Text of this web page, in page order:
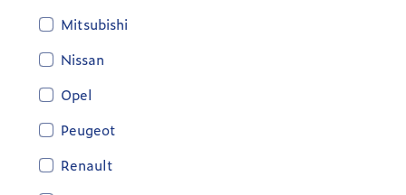
Mitsubishi
Nissan
Opel
Peugeot
Renault